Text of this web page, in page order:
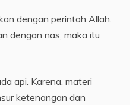
dengan perintah Allah.
dengan nas, maka itu
api. Karena, materi
ketenangan dan